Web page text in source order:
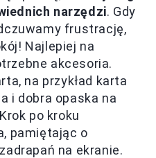
narzędzi. Gdy
frustrację,
Najlepiej na
akcesoria.
na przykład karta
i dobra opaska na
po kroku
pamiętając o
na ekranie.